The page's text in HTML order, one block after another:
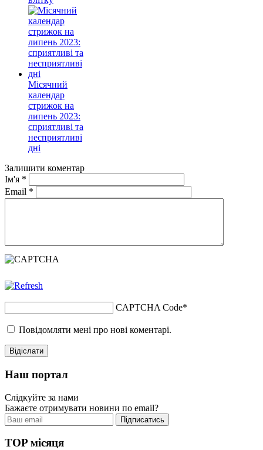
Місячний
календар
стрижок на
липень 2023:
сприятливі та
несприятливі
дні
Залишити коментар
Ім'я *
Email *
CAPTCHA Code*
Повідомляти мені про нові коментарі.
Наш портал
Слідкуйте за нами
Бажаєте отримувати новини по email?
TOP місяця